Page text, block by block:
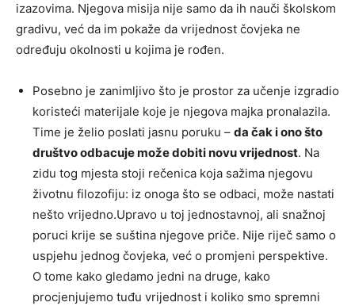
izazovima. Njegova misija nije samo da ih nauči školskom
gradivu, već da im pokaže da vrijednost čovjeka ne
određuju okolnosti u kojima je rođen.
Posebno je zanimljivo što je prostor za učenje izgradio
koristeći materijale koje je njegova majka pronalazila.
Time je želio poslati jasnu poruku – da čak i ono što
društvo odbacuje može dobiti novu vrijednost. Na
zidu tog mjesta stoji rečenica koja sažima njegovu
životnu filozofiju: iz onoga što se odbaci, može nastati
nešto vrijedno.Upravo u toj jednostavnoj, ali snažnoj
poruci krije se suština njegove priče. Nije riječ samo o
uspjehu jednog čovjeka, već o promjeni perspektive.
O tome kako gledamo jedni na druge, kako
procjenjujemo tuđu vrijednost i koliko smo spremni